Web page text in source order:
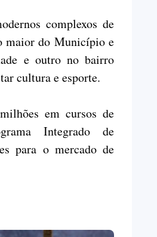
complexos de
maior do Município e
e outro no bairro
cultura e esporte.
em cursos de
Integrado de
para o mercado de